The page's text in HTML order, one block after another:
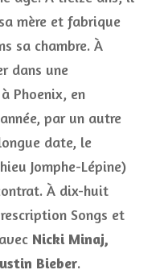
mère et fabrique
sa chambre. À
dans une
Phoenix, en
par un autre
date, le
Jomphe-Lépine)
À dix-huit
Songs et
Nicki Minaj,
Bieber.